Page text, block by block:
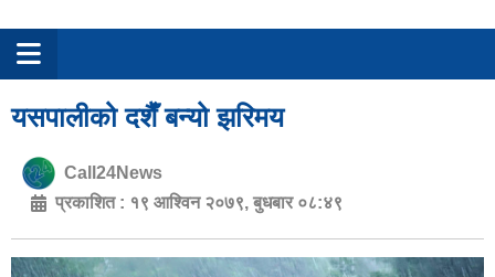
यसपालीको दशैँ बन्यो झरिमय
Call24News
प्रकाशित : १९ आश्विन २०७९, बुधबार ०८:४९